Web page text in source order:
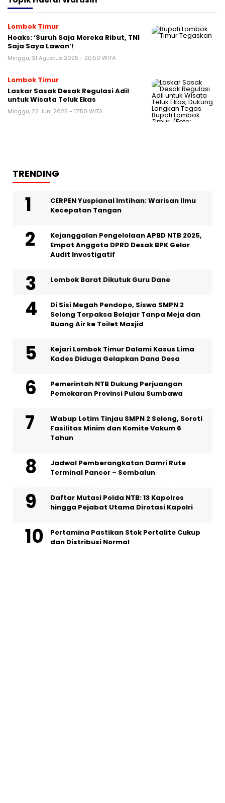
Lombok Timur
Hoaks: ‘Suruh Saja Mereka Ribut, TNI
Saja Saya Lawan’!
Minggu, 31 Agustus 2025 - 20:50 WITA
Lombok Timur
Laskar Sasak Desak Regulasi Adil
untuk Wisata Teluk Ekas
Minggu, 22 Juni 2025 - 17:50 WITA
TRENDING
CERPEN Yuspianal Imtihan: Warisan Ilmu
Kecepatan Tangan
Kejanggalan Pengelolaan APBD NTB 2025,
Empat Anggota DPRD Desak BPK Gelar
Audit Investigatif
Lombok Barat Dikutuk Guru Dane
Di Sisi Megah Pendopo, Siswa SMPN 2
Selong Terpaksa Belajar Tanpa Meja dan
Buang Air ke Toilet Masjid
Kejari Lombok Timur Dalami Kasus Lima
Kades Diduga Gelapkan Dana Desa
Pemerintah NTB Dukung Perjuangan
Pemekaran Provinsi Pulau Sumbawa
Wabup Lotim Tinjau SMPN 2 Selong, Soroti
Fasilitas Minim dan Komite Vakum 6
Tahun
Jadwal Pemberangkatan Damri Rute
Terminal Pancor – Sembalun
Daftar Mutasi Polda NTB: 13 Kapolres
hingga Pejabat Utama Dirotasi Kapolri
Pertamina Pastikan Stok Pertalite Cukup
dan Distribusi Normal